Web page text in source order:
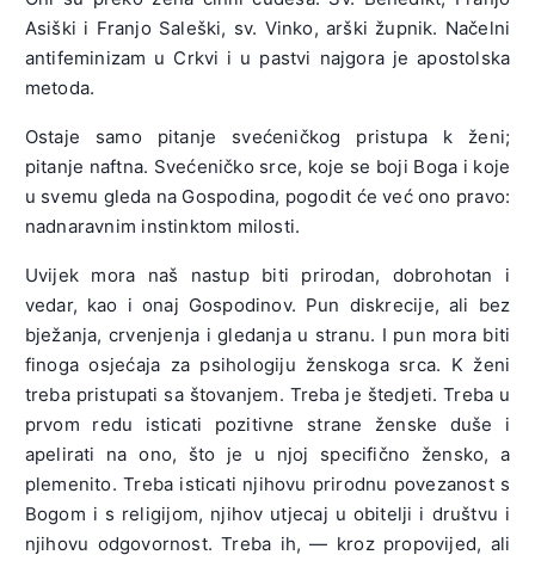
Asiški i Franjo Saleški, sv. Vinko, arški župnik. Načelni
antifeminizam u Crkvi i u pastvi najgora je apostolska
metoda.
Ostaje samo pitanje svećeničkog pristupa k ženi;
pitanje naftna. Svećeničko srce, koje se boji Boga i koje
u svemu gleda na Gospodina, pogodit će već ono pravo:
nadnaravnim instinktom milosti.
Uvijek mora naš nastup biti prirodan, dobrohotan i
vedar, kao i onaj Gospodinov. Pun diskrecije, ali bez
bježanja, crvenjenja i gledanja u stranu. I pun mora biti
finoga osjećaja za psihologiju ženskoga srca. K ženi
treba pristupati sa štovanjem. Treba je štedjeti. Treba u
prvom redu isticati pozitivne strane ženske duše i
apelirati na ono, što je u njoj specifično žensko, a
plemenito. Treba isticati njihovu prirodnu povezanost s
Bogom i s religijom, njihov utjecaj u obitelji i društvu i
njihovu odgovornost. Treba ih, — kroz propovijed, ali